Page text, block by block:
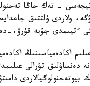
- تەك جاڭا
ولاردى ۇلتتىق
ءتيىمدى جۇيە قۇرۋ،-
اكادەمياسىنىڭ
دەنساۋلىق تۋرالى
بيوتەحنولوگيالاردى